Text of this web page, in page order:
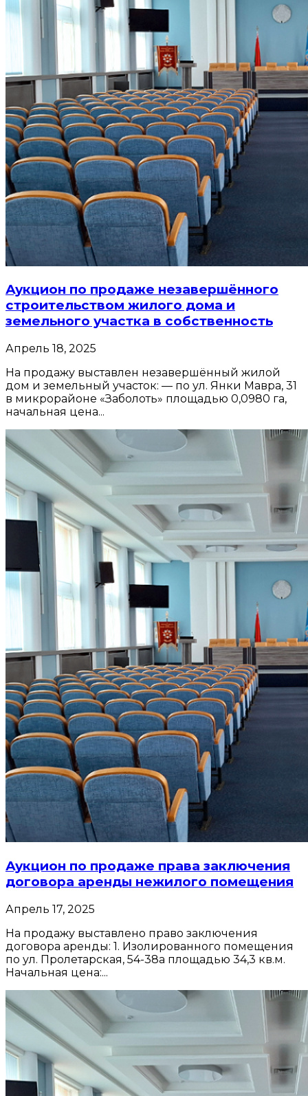
Аукцион по продаже незавершённого
строительством жилого дома и
земельного участка в собственность
Апрель 18, 2025
На продажу выставлен незавершённый жилой
дом и земельный участок: — по ул. Янки Мавра, 31
в микрорайоне «Заболоть» площадью 0,0980 га,
начальная цена...
Аукцион по продаже права заключения
договора аренды нежилого помещения
Апрель 17, 2025
На продажу выставлено право заключения
договора аренды: 1. Изолированного помещения
по ул. Пролетарская, 54-38а площадью 34,3 кв.м.
Начальная цена:...